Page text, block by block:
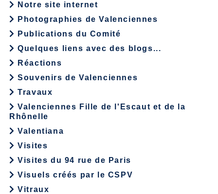
Notre site internet
Photographies de Valenciennes
Publications du Comité
Quelques liens avec des blogs...
Réactions
Souvenirs de Valenciennes
Travaux
Valenciennes Fille de l'Escaut et de la
Rhônelle
Valentiana
Visites
Visites du 94 rue de Paris
Visuels créés par le CSPV
Vitraux